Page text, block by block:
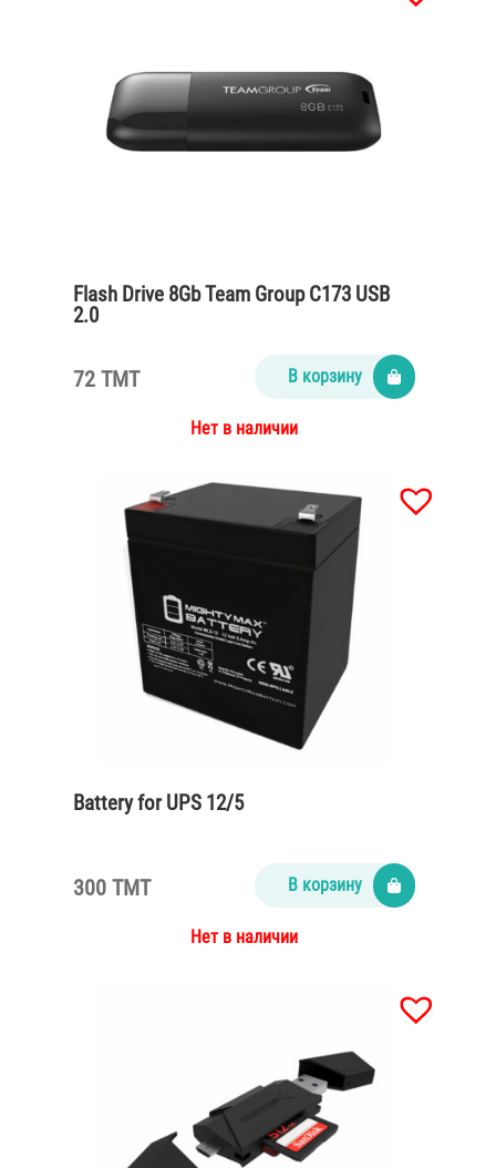
Flash Drive 8Gb Team Group C173 USB
2.0
72 TMT В корзину
Нет в наличии
Battery for UPS 12/5
300 TMT В корзину
Нет в наличии